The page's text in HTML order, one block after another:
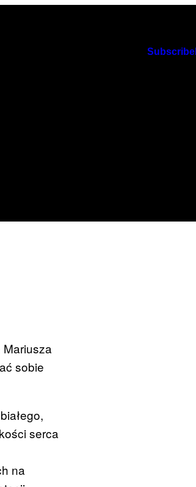
Subscribe
sobie
serca
na